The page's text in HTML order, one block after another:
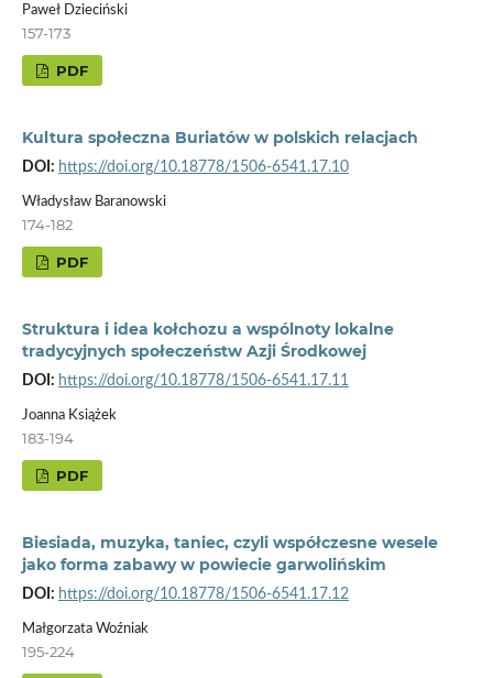
Paweł Dzieciński
157-173
PDF
Kultura społeczna Buriatów w polskich relacjach
DOI: https://doi.org/10.18778/1506-6541.17.10
Władysław Baranowski
174-182
PDF
Struktura i idea kołchozu a wspólnoty lokalne
tradycyjnych społeczeństw Azji Środkowej
DOI: https://doi.org/10.18778/1506-6541.17.11
Joanna Książek
183-194
PDF
Biesiada, muzyka, taniec, czyli współczesne wesele
jako forma zabawy w powiecie garwolińskim
DOI: https://doi.org/10.18778/1506-6541.17.12
Małgorzata Woźniak
195-224